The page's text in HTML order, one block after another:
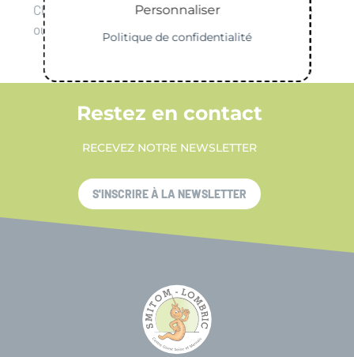
Chaque trimestre, retrouvez une nouvelle recette
ou un nouveau tutoriel dans le Lombric Mag
Restez en contact
RECEVEZ NOTRE NEWSLETTER
S'INSCRIRE À LA NEWSLETTER
Personnaliser
Politique de confidentialité